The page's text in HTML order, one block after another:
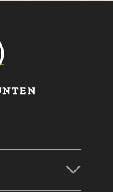
BURGBERG